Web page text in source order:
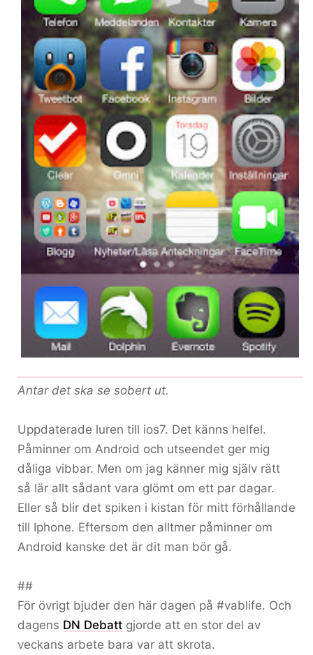
Antar det ska se sobert ut.
Uppdaterade luren till ios7. Det känns helfel.
Påminner om Android och utseendet ger mig
dåliga vibbar. Men om jag känner mig själv rätt
så lär allt sådant vara glömt om ett par dagar.
Eller så blir det spiken i kistan för mitt förhållande
till Iphone. Eftersom den alltmer påminner om
Android kanske det är dit man bör gå.
##
För övrigt bjuder den här dagen på #vablife. Och
dagens DN Debatt gjorde att en stor del av
veckans arbete bara var att skrota.